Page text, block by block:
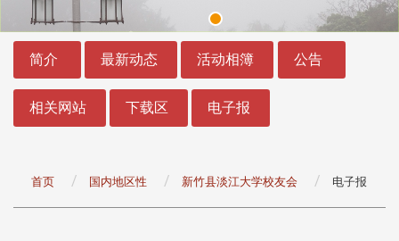
简介 最新动态 活动相簿 公告
相关网站 下载区 电子报
首页 国内地区性 新竹县淡江大学校友会 电子报